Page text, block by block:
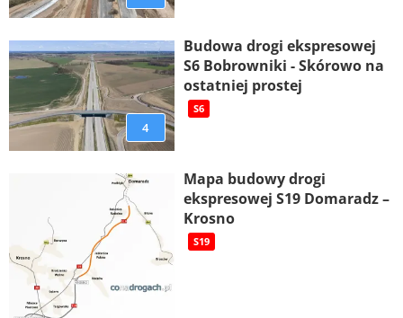
4
Budowa drogi ekspresowej
S6 Bobrowniki - Skórowo na
ostatniej prostej
S6
Mapa budowy drogi
ekspresowej S19 Domaradz –
Krosno
S19